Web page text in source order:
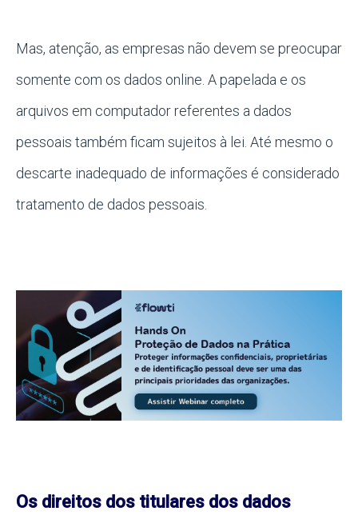
Mas, atenção, as empresas não devem se preocupar
somente com os dados online. A papelada e os
arquivos em computador referentes a dados
pessoais também ficam sujeitos à lei. Até mesmo o
descarte inadequado de informações é considerado
tratamento de dados pessoais.
Os direitos dos titulares dos dados